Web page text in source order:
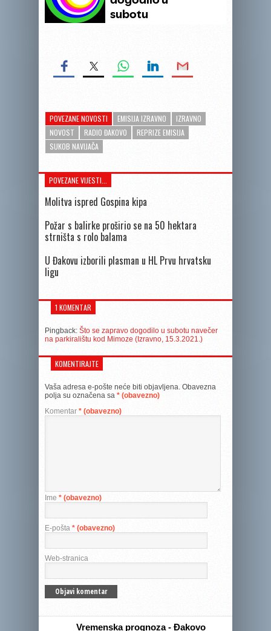
POVEZANE NOVOSTI EMISIJA IZRAVNO
IZRAVNO
NOVOST
RADIO ĐAKOVO
REPRIZE EMISIJA
SUKOB NAVIJAČA
POVEZANE VIJESTI...
Molitva ispred Gospina kipa
Požar s balirke proširio se na 50 hektara
strništa s rolo balama
U Đakovu izborili plasman u HL Prvu hrvatsku
ligu
1 KOMENTAR
Pingback: Što se zapravo dogodilo u subotu navečer
na parkiralištu kod Mimoze (Izravno, 15.3.2021.)
KOMENTIRAJTE
Vaša adresa e-pošte neće biti objavljena. Obavezna
polja su označena sa * (obavezno)
Komentar * (obavezno)
Ime * (obavezno)
E-pošta * (obavezno)
Web-stranica
Vremenska prognoza - Đakovo